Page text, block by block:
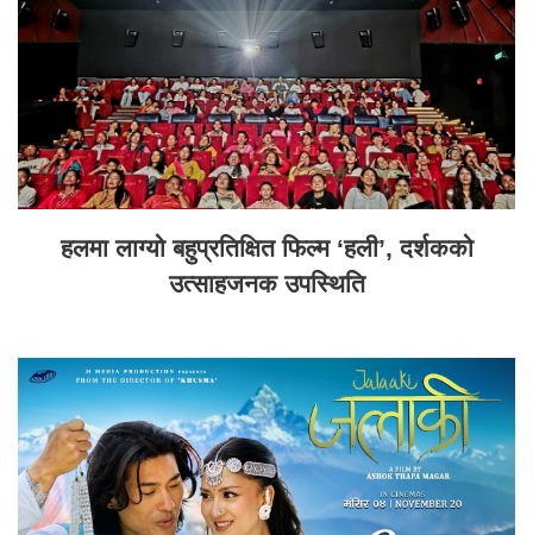
हलमा लाग्यो बहुप्रतिक्षित फिल्म ‘हली’, दर्शकको
उत्साहजनक उपस्थिति